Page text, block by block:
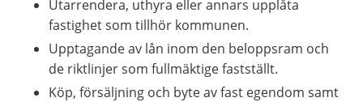
Utarrendera, uthyra eller annars upplåta
fastighet som tillhör kommunen.
Upptagande av lån inom den beloppsram och
de riktlinjer som fullmäktige fastställt.
Köp, försäljning och byte av fast egendom samt